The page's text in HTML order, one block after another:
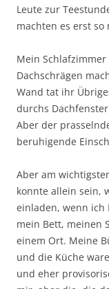
Leute zur
machten es erst
Mein
Dachschrägen
Wand tat ihr
durchs
Aber der
beruhigende
Aber am
konnte allein sein,
einladen, wenn ich
mein Bett, meinen
einem Ort. Meine
und die Küche
und eher